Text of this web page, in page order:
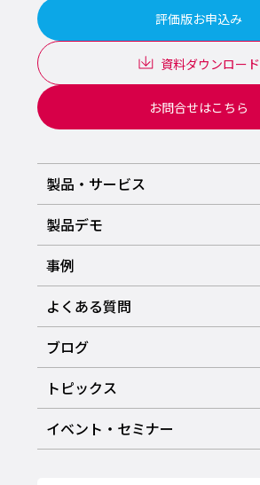
評価版お申込み
資料ダウンロード
お問合せはこちら
製品・サービス
製品デモ
事例
よくある質問
ブログ
トピックス
イベント・セミナー